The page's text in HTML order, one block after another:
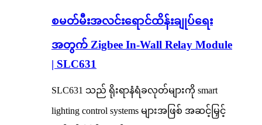
စမတ်မီးအလင်းရောင်ထိန်းချုပ်ရေး
အတွက် Zigbee In-Wall Relay Module
| SLC631
SLC631 သည် ရိုးရာနံရံခလုတ်များကို smart
lighting control systems များအဖြစ် အဆင့်မြှင့်